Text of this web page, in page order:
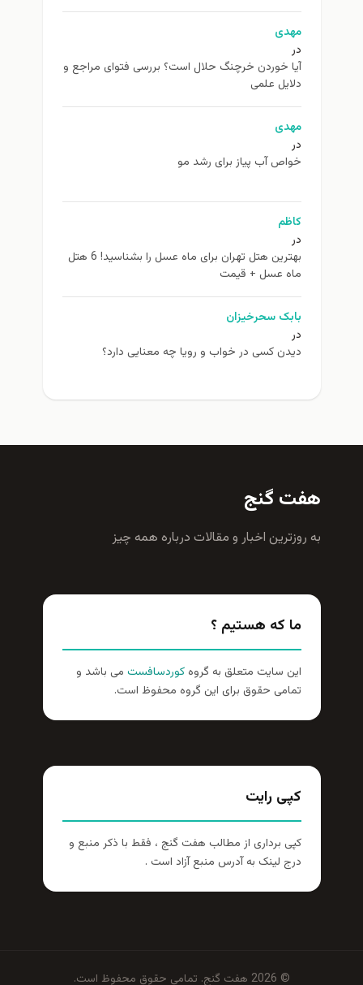
مهدی
در
آیا خوردن خرچنگ حلال است؟ بررسی فتوای مراجع و
دلایل علمی
مهدی
در
خواص آب پیاز برای رشد مو
کاظم
در
بهترین هتل تهران برای ماه عسل را بشناسید! 6 هتل
ماه عسل + قیمت
بابک سحرخیزان
در
دیدن کسی در خواب و رویا چه معنایی دارد؟
هفت گنج
به روزترين اخبار و مقالات درباره همه چيز
ما که هستیم ؟
این سایت متعلق به گروهکوردسافست می باشد و
تمامی حقوق برای این گروه محفوظ است.
کپی رایت
کپی برداری از مطالب هفت گنج ، فقط با ذکر منبع و
درج لینک به آدرس منبع آزاد است .
© 2026 هفت گنج. تمامی حقوق محفوظ است.